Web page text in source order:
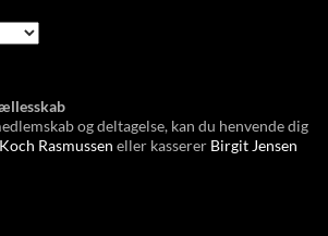
og deltagelse, kan du henvende dig
Rasmussen eller kasserer Birgit Jensen